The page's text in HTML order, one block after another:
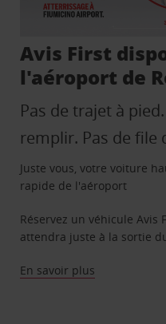
Avis First
l'aéroport de
Pas de trajet à
remplir. Pas de file
Juste vous, votre voiture
rapide de l'aéroport
Réservez un véhicule Avis
attendra juste à la sortie
En savoir plus